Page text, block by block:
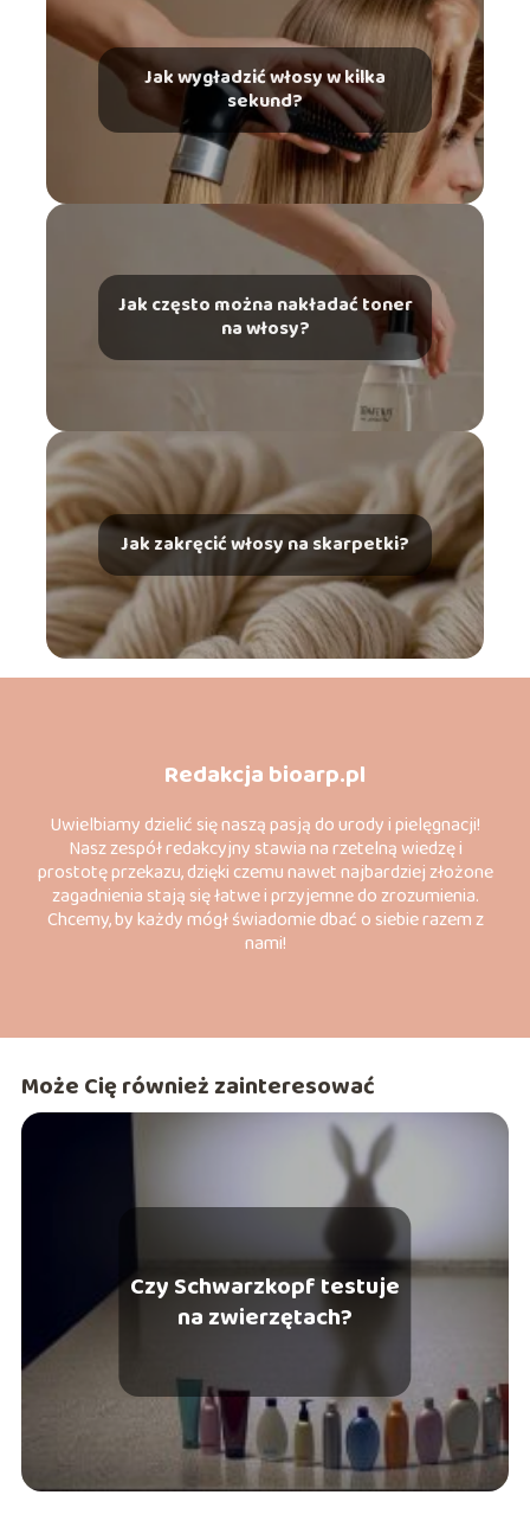
Jak wygładzić włosy w kilka
sekund?
Jak często można nakładać toner
na włosy?
Jak zakręcić włosy na skarpetki?
Redakcja bioarp.pl
Uwielbiamy dzielić się naszą pasją do urody i pielęgnacji!
Nasz zespół redakcyjny stawia na rzetelną wiedzę i
prostotę przekazu, dzięki czemu nawet najbardziej złożone
zagadnienia stają się łatwe i przyjemne do zrozumienia.
Chcemy, by każdy mógł świadomie dbać o siebie razem z
nami!
Może Cię również zainteresować
Czy Schwarzkopf testuje
na zwierzętach?